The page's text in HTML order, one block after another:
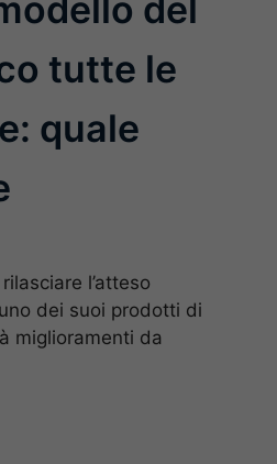
del
tutte le
quale
l’atteso
dei suoi prodotti di
miglioramenti da